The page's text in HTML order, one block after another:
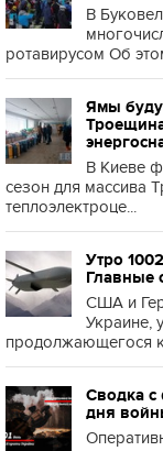
В
ротавирусом Об
Ямы
В Киеве
сезон для массива
теплоэлектроце...
Утро
Главные
США и
Украине,
продолжающегося
Сводка с
дня